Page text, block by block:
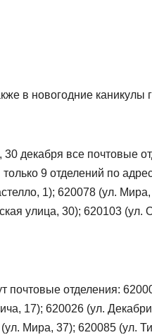
в новогодние каникулы
декабря все почтовые
9 отделений по
1); 620078 (ул.
улица, 30); 620103 (ул.
отделения:
17); 620026 (ул.
Мира, 37); 620085 (ул.